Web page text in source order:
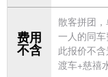
费用
不含
散客拼团
一人的同车
此报价不
渡车+慈禧